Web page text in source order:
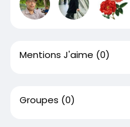
Mentions J'aime (0)
Groupes (0)